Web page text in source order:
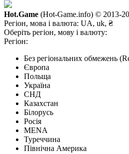
Hot.Game (Hot-Game.info) © 2013-
Регіон, мова і валюта: UA, uk, ₴
Оберіть регіон, мову і валюту:
Регіон:
Без регіональних обмежень
Європа
Польща
Україна
СНД
Казахстан
Білорусь
Росія
MENA
Туреччина
Північна Америка